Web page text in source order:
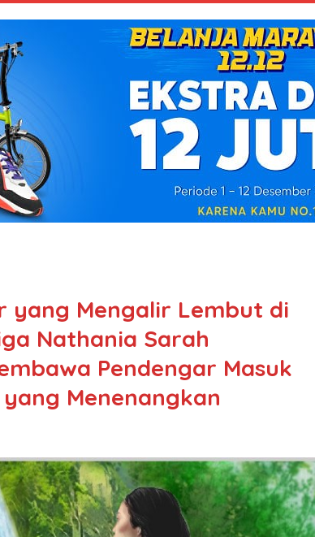
yang Mengalir Lembut di
Nathania Sarah
Pendengar Masuk
Menenangkan